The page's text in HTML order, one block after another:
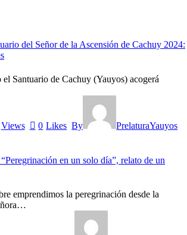
del Señor de la Ascensión de Cachuy 2024:
Santuario de Cachuy (Yauyos) acogerá
Views 0 Likes By
PrelaturaYauyos
en un solo día”, relato de un
emprendimos la peregrinación desde la